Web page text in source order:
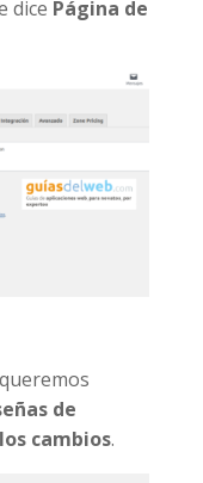
dice Página de
de
cambios.